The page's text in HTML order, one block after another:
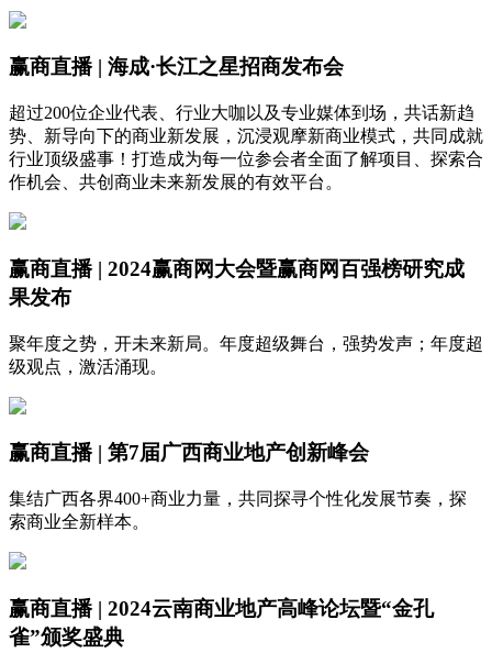
赢商直播 | 海成·长江之星招商发布会
超过200位企业代表、行业大咖以及专业媒体到场，共话新趋
势、新导向下的商业新发展，沉浸观摩新商业模式，共同成就
行业顶级盛事！打造成为每一位参会者全面了解项目、探索合
作机会、共创商业未来新发展的有效平台。
赢商直播 | 2024赢商网大会暨赢商网百强榜研究成
果发布
聚年度之势，开未来新局。年度超级舞台，强势发声；年度超
级观点，激活涌现。
赢商直播 | 第7届广西商业地产创新峰会
集结广西各界400+商业力量，共同探寻个性化发展节奏，探
索商业全新样本。
赢商直播 | 2024云南商业地产高峰论坛暨“金孔
雀”颁奖盛典